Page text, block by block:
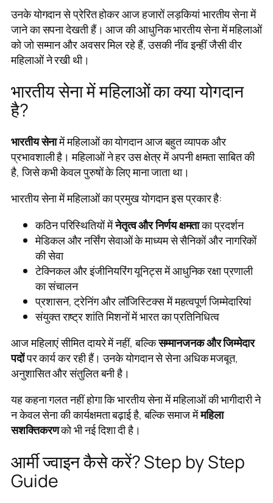
उनके योगदान से प्रेरित होकर आज हजारों लड़कियां भारतीय सेना में
जाने का सपना देखती हैं। आज की आधुनिक भारतीय सेना में महिलाओं
को जो सम्मान और अवसर मिल रहे हैं, उसकी नींव इन्हीं जैसी वीर
महिलाओं ने रखी थी।
भारतीय सेना में महिलाओं का क्या योगदान
है?
भारतीय सेनामें महिलाओं का योगदान आज बहुत व्यापक और
प्रभावशाली है। महिलाओं ने हर उस क्षेत्र में अपनी क्षमता साबित की
है, जिसे कभी केवल पुरुषों के लिए माना जाता था।
भारतीय सेना में महिलाओं का प्रमुख योगदान इस प्रकार है:
कठिन परिस्थितियों मेंनेतृत्व और निर्णय क्षमताका प्रदर्शन
मेडिकल और नर्सिंग सेवाओं के माध्यम से सैनिकों और नागरिकों
की सेवा
टेक्निकल और इंजीनियरिंग यूनिट्स में आधुनिक रक्षा प्रणाली
का संचालन
प्रशासन, ट्रेनिंग और लॉजिस्टिक्स में महत्वपूर्ण जिम्मेदारियां
संयुक्त राष्ट्र शांति मिशनों में भारत का प्रतिनिधित्व
आज महिलाएं सीमित दायरे में नहीं, बल्किसम्मानजनक और जिम्मेदार
पदोंपर कार्य कर रही हैं। उनके योगदान से सेना अधिक मजबूत,
अनुशासित और संतुलित बनी है।
यह कहना गलत नहीं होगा कि भारतीय सेना में महिलाओं की भागीदारी ने
न केवल सेना की कार्यक्षमता बढ़ाई है, बल्कि समाज मेंमहिला
सशक्तिकरणको भी नई दिशा दी है।
आर्मी ज्वाइन कैसे करें? Step by Step
Guide